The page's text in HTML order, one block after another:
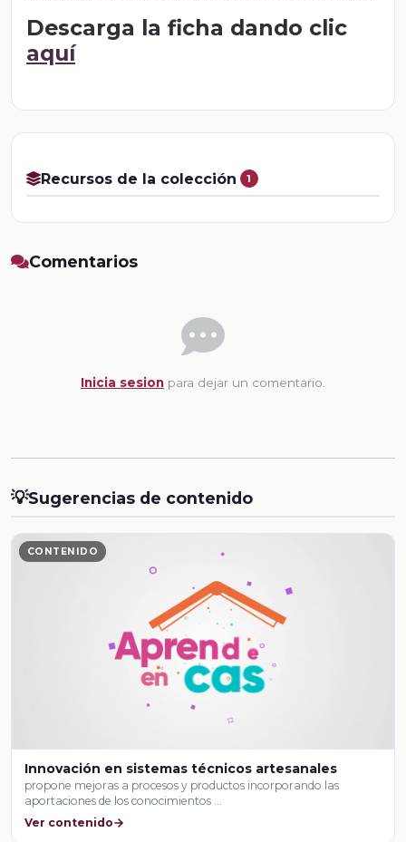
Descarga la ficha dando clic
aquí
Recursos de la colección 1
Comentarios
Inicia sesion para dejar un comentario.
💡Sugerencias de contenido
CONTENIDO
Innovación en sistemas técnicos artesanales
propone mejoras a procesos y productos incorporando las
aportaciones de los conocimientos …
Ver contenido